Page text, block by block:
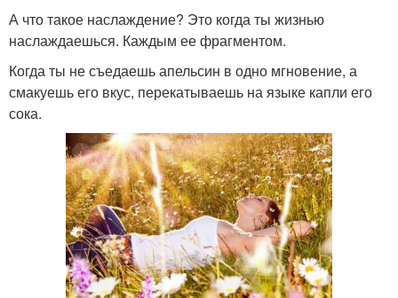
А что такое наслаждение? Это когда ты жизнью
наслаждаешься. Каждым ее фрагментом.
Когда ты не съедаешь апельсин в одно мгновение, а
смакуешь его вкус, перекатываешь на языке капли его
сока.